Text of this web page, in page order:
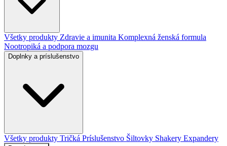
Všetky produkty Zdravie a imunita Komplexná ženská formula
Nootropiká a podpora mozgu
Doplnky a príslušenstvo
Všetky produkty Tričká Príslušenstvo Šiltovky Shakery Expandery